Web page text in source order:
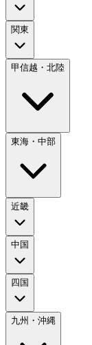
関東
甲信越・北陸
東海・中部
近畿
中国
四国
九州・沖縄